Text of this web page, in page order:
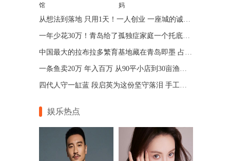
馆 妈
从想法到落地 只用1天！一人创业 一座城的诚意 青岛让“一人公司”跑出加速度
一年少花30万！青岛给了孤独症家庭一个托底的答案
中国最大的拉布拉多繁育基地藏在青岛即墨 占地75亩年入七位数
一条鱼卖20万 年入百万 从90平小店到30亩渔场 青岛“锦鲤大王”带动乡邻增收
四代人守一缸蓝 段启英为这份坚守落泪 手工的温度机器给不了
娱乐热点